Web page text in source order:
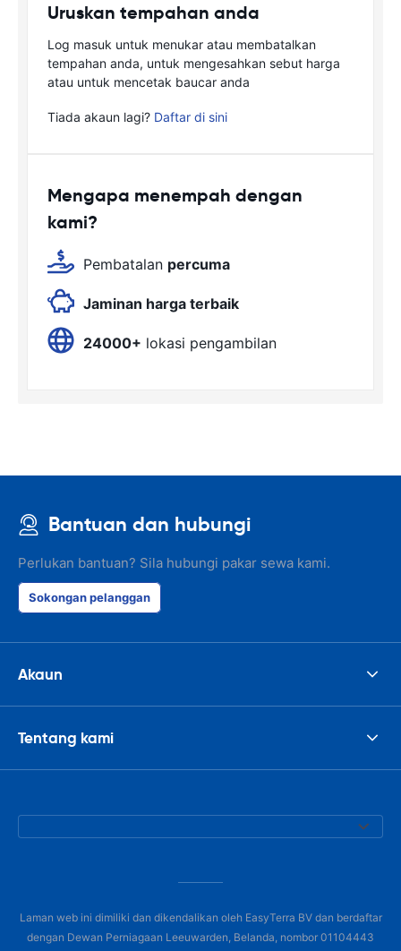
Uruskan tempahan anda
Log masuk untuk menukar atau membatalkan
tempahan anda, untuk mengesahkan sebut harga
atau untuk mencetak baucar anda
Tiada akaun lagi? Daftar di sini
Mengapa menempah dengan
kami?
Pembatalan percuma
Jaminan harga terbaik
24000+ lokasi pengambilan
Bantuan dan hubungi
Perlukan bantuan? Sila hubungi pakar sewa kami.
Sokongan pelanggan
Akaun
Tentang kami
Laman web ini dimiliki dan dikendalikan oleh EasyTerra BV dan berdaftar
dengan Dewan Perniagaan Leeuwarden, Belanda, nombor 01104443